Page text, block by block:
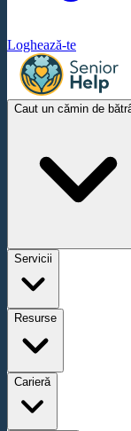
Loghează-te
Caut un cămin de
Servicii
Resurse
Carieră